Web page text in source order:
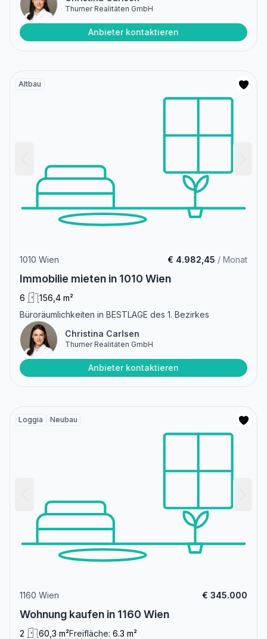
Thurner Realitäten GmbH
Anbieter kontaktieren
Altbau
1010 Wien € 4.982,45 / Monat
Immobilie mieten in 1010 Wien
6
156,4 m²
Büroräumlichkeiten in BESTLAGE des 1. Bezirkes
Christina Carlsen
Thurner Realitäten GmbH
Anbieter kontaktieren
Loggia Neubau
1160 Wien € 345.000
Wohnung kaufen in 1160 Wien
2 60,3 m²Freifläche: 6.3 m²